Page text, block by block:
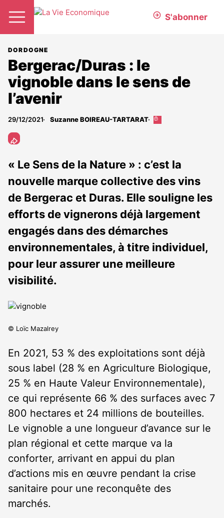
S'abonner
DORDOGNE
Bergerac/Duras : le
vignoble dans le sens de
l’avenir
29/12/2021 Suzanne BOIREAU-TARTARAT
Cet
abonnés
« Le Sens de la Nature » : c’est la
nouvelle marque collective des vins
de Bergerac et Duras. Elle souligne les
efforts de vignerons déjà largement
engagés dans des démarches
environnementales, à titre individuel,
pour leur assurer une meilleure
visibilité.
© Loïc Mazalrey
En 2021, 53 % des exploitations sont déjà
sous label (28 % en Agriculture Biologique,
25 % en Haute Valeur Environnementale),
ce qui représente 66 % des surfaces avec 7
800 hectares et 24 millions de bouteilles.
Le vignoble a une longueur d’avance sur le
plan régional et cette marque va la
conforter, arrivant en appui du plan
d’actions mis en œuvre pendant la crise
sanitaire pour une reconquête des
marchés.